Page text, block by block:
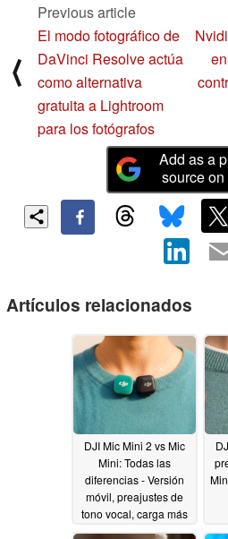
⟨
Previous article
El modo fotográfico de
DaVinci Resolve actúa
como alternativa
gratuita a Lightroom
para los fotógrafos
Add as a
source
Artículos relacionados
DJI Mic Mini 2 vs Mic
Mini: Todas las
diferencias - Versión
móvil, preajustes de
tono vocal, carga más
rápida, colores